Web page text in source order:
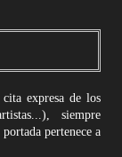
cita expresa de los
siempre
pertenece a